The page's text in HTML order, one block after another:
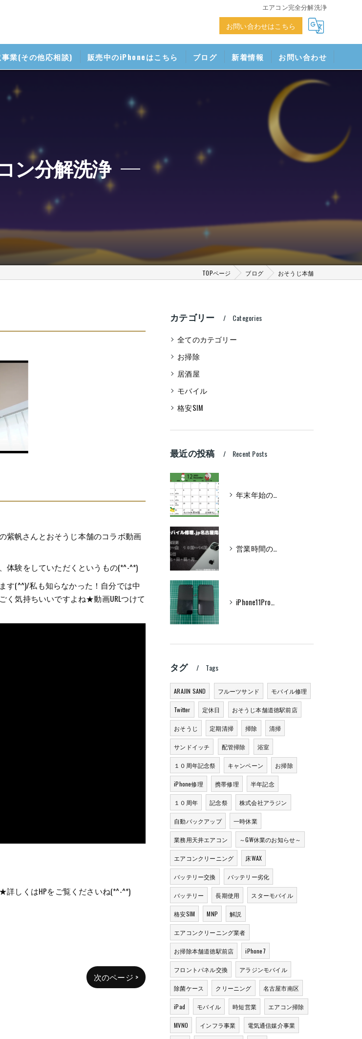
エアコン完全分解洗浄
お問い合わせはこちら
業(その他応相談) 販売中のiPhoneはこちら ブログ 新着情報 お問い合わせ
ン分解洗浄
TOPページ ブログ おそうじ本舗
紫帆さんとおそうじ本舗のコラボ動画
体験をしていただくというもの(*^-^*)
す(^^)/私も知らなかった！自分では中
く気持ちいいですよね★動画URLつけて
しくはHPをご覧くださいね(*^-^*)
次のページ >
カテゴリー Categories
全てのカテゴリー
お掃除
居酒屋
モバイル
格安SIM
最近の投稿 Recent Posts
年末年始のお知らせ
営業時間のお知らせ
iPhone11Pro フロントパネル交換
タグ Tags
ARAJIN SAND フルーツサンド モバイル修理
Twitter 定休日 おそうじ本舗道徳駅前店
おそうじ 定期清掃 掃除 清掃
サンドイッチ 配管掃除 浴室
１０周年記念祭 キャンペーン お掃除
iPhone修理 携帯修理 半年記念
１０周年 記念祭 株式会社アラジン
自動バックアップ 一時休業
業務用天井エアコン ～GW休業のお知らせ～
エアコンクリーニング 床WAX
バッテリー交換 バッテリー劣化
バッテリー 長期使用 スターモバイル
格安SIM MNP 解説
エアコンクリーニング業者
お掃除本舗道徳駅前店 iPhone7
フロントパネル交換 アラジンモバイル
除菌ケース クリーニング 名古屋市南区
iPad モバイル 時短営業 エアコン掃除
MVNO インフラ事業 電気通信媒介事業